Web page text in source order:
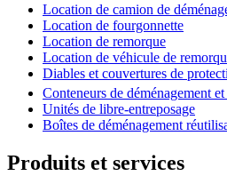
Location de camion de
Location de fourgonnette
Location de remorque
Location de véhicule de
Diables et couvertures de
Conteneurs de déménagement
Unités de libre-entreposage
Boîtes de déménagement
Produits et services